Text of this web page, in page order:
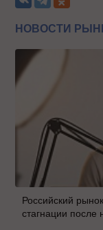
НОВОСТИ
Российский
стагнации после